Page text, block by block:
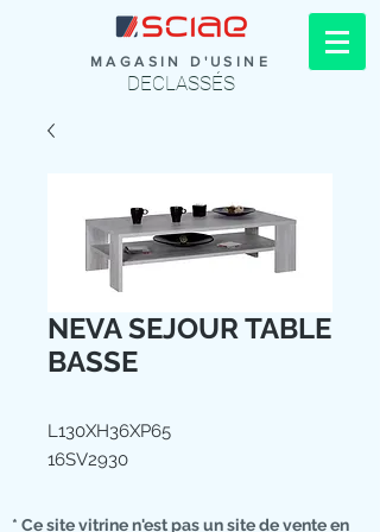
MAGASIN D'USINE
DECLASSÉS
NEVA SEJOUR TABLE
BASSE
L130XH36XP65
16SV2930
* Ce site vitrine n'est pas un site de vente en